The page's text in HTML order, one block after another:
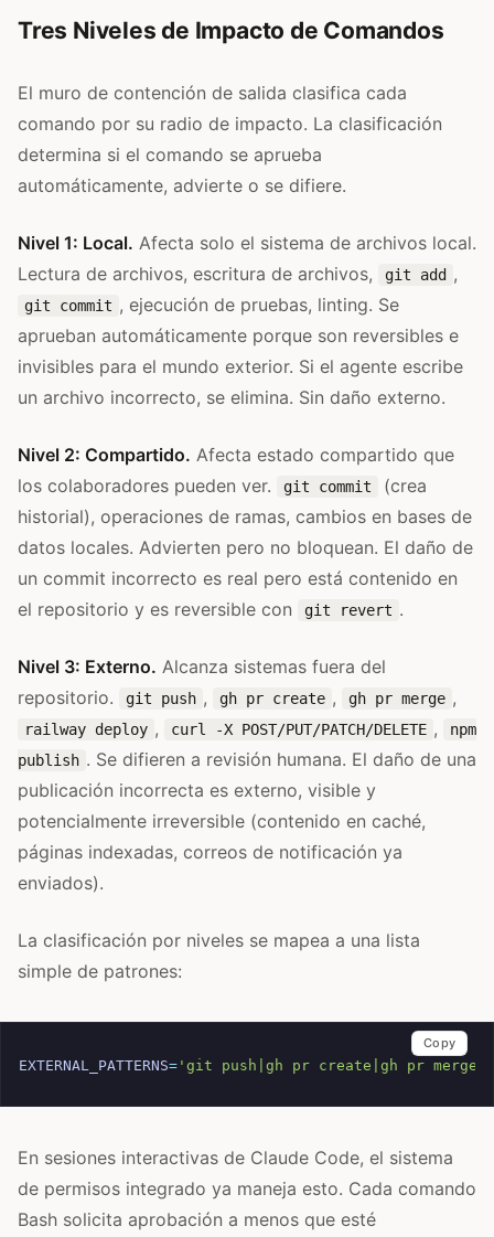
Tres Niveles de Impacto de Comandos
El muro de contención de salida clasifica cada
comando por su radio de impacto. La clasificación
determina si el comando se aprueba
automáticamente, advierte o se difiere.
Nivel 1: Local. Afecta solo el sistema de archivos local.
Lectura de archivos, escritura de archivos,
git add ,
git commit , ejecución de pruebas, linting. Se
aprueban automáticamente porque son reversibles e
invisibles para el mundo exterior. Si el agente escribe
un archivo incorrecto, se elimina. Sin daño externo.
Nivel 2: Compartido. Afecta estado compartido que
los colaboradores pueden ver.
git commit
(crea
historial), operaciones de ramas, cambios en bases de
datos locales. Advierten pero no bloquean. El daño de
un commit incorrecto es real pero está contenido en
el repositorio y es reversible con
git revert .
Nivel 3: Externo. Alcanza sistemas fuera del
repositorio.
git push , gh pr create , gh pr merge ,
railway deploy , curl -X POST/PUT/PATCH/DELETE ,
npm
publish . Se difieren a revisión humana. El daño de una
publicación incorrecta es externo, visible y
potencialmente irreversible (contenido en caché,
páginas indexadas, correos de notificación ya
enviados).
La clasificación por niveles se mapea a una lista
simple de patrones:
EXTERNAL_PATTERNS= 'git push|gh pr create|gh pr
Copy
En sesiones interactivas de Claude Code, el sistema
de permisos integrado ya maneja esto. Cada comando
Bash solicita aprobación a menos que esté